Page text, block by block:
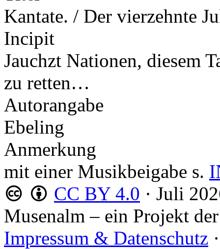
Kantate. / Der vierzehnte
Incipit
Jauchzt Nationen, diesem
zu retten…
Autorangabe
Ebeling
Anmerkung
mit einer Musikbeigabe s.
CC BY 4.0 · Juli
Musenalm – ein Projekt der
Impressum & Datenschutz ·